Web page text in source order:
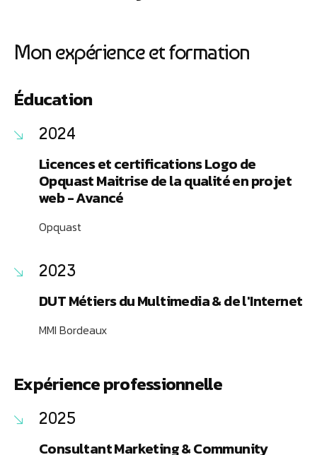
Mon expérience et formation
Éducation
2024
Licences et certifications Logo de
Opquast Maitrise de la qualité en projet
web - Avancé
Opquast
2023
DUT Métiers du Multimedia & de l'Internet
MMI Bordeaux
Expérience professionnelle
2025
Consultant Marketing & Community